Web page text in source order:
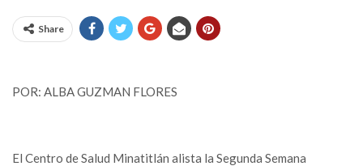
Share
POR: ALBA GUZMAN FLORES
El Centro de Salud Minatitlán alista la Segunda Semana